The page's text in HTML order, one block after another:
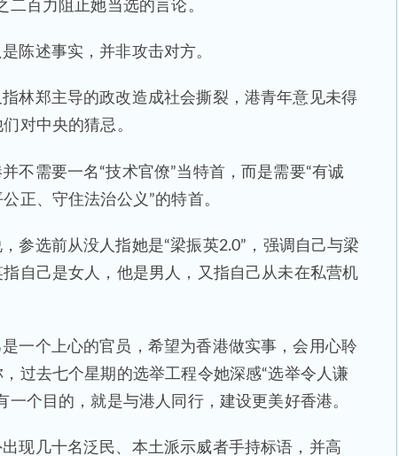
二百力阻止她当选的言论。
陈述事实，并非攻击对方。
林郑主导的政改造成社会撕裂，港青年意见未得
对中央的猜忌。
不需要一名“技术官僚”当特首，而是需要“有诚
正、守住法治公义”的特首。
参选前从没人指她是“梁振英2.0”，强调自己与梁
自己是女人，他是男人，又指自己从未在私营机
一个上心的官员，希望为香港做实事，会用心聆
过去七个星期的选举工程令她深感“选举令人谦
一个目的，就是与港人同行，建设更美好香港。
现几十名泛民、本土派示威者手持标语，并高